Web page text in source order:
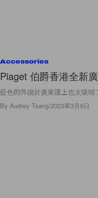
Accessories
Piaget 伯爵香港全新
藍色的外牆於廣東道上也太吸睛
By Audrey Tsang/2023年3月6日